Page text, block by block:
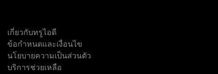
เกี่ยวกับทรูไอดี
ข้อกำหนดและเงื่อนไข
นโยบายความเป็นส่วนตัว
บริการช่วยเหลือ